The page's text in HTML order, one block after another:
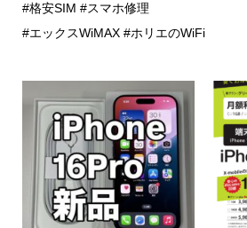
#格安SIM #スマホ修理
#エックスWiMAX #ホリエのWiFi